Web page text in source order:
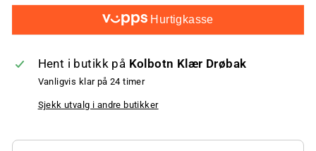
Hurtigkasse
Hent i butikk på Kolbotn Klær Drøbak
Vanligvis klar på 24 timer
Sjekk utvalg i andre butikker